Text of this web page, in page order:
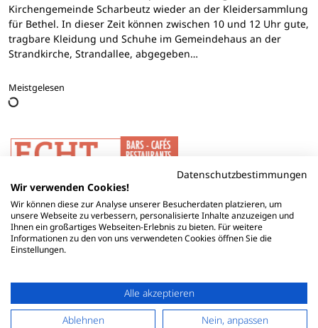
Kirchengemeinde Scharbeutz wieder an der Kleidersammlung
für Bethel. In dieser Zeit können zwischen 10 und 12 Uhr gute,
tragbare Kleidung und Schuhe im Gemeindehaus an der
Strandkirche, Strandallee, abgegeben…
Meistgelesen
Datenschutzbestimmungen
Wir verwenden Cookies!
Wir können diese zur Analyse unserer Besucherdaten platzieren, um
unsere Webseite zu verbessern, personalisierte Inhalte anzuzeigen und
Ihnen ein großartiges Webseiten-Erlebnis zu bieten. Für weitere
Informationen zu den von uns verwendeten Cookies öffnen Sie die
Einstellungen.
Alle akzeptieren
Ablehnen
Nein, anpassen